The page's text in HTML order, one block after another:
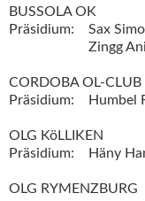
BUSSOLA OK
Präsidium:
Sax
Zingg
CORDOBA OL-
Präsidium:
Humbel
OLG KöLLIKEN
Präsidium:
Häny
OLG RYMENZBURG